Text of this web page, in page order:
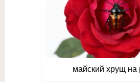
майский хрущ на